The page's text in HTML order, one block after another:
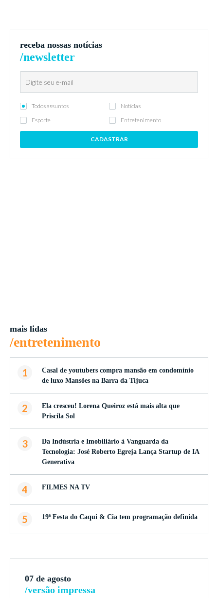
receba nossas notícias
/newsletter
Todos assuntos
Notícias
Esporte
Entretenimento
CADASTRAR
mais lidas
/entretenimento
1
Casal de youtubers compra mansão em condomínio
de luxo Mansões na Barra da Tijuca
2
Ela cresceu! Lorena Queiroz está mais alta que
Priscila Sol
3
Da Indústria e Imobiliário à Vanguarda da
Tecnologia: José Roberto Egreja Lança Startup de IA
Generativa
4 FILMES NA TV
5 19ª Festa do Caqui & Cia tem programação definida
07 de agosto
/versão impressa